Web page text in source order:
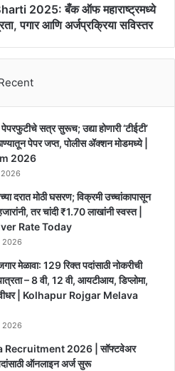
2025: बँक ऑफ महाराष्ट्रमध्ये
पगार आणि अर्जप्रक्रिया सविस्तर
पेपरफुटीचे सत्र सुरूच; उद्या होणारी ‘टीईटी’
ठाण्यातून पेपर जप्त, पोलीस ॲक्शन मोडमध्ये |
2026
2026
दरात मोठी घसरण; विक्रमी उच्चांकापासून
तर चांदी ₹1.70 लाखांनी स्वस्त |
Rate Today
2026
मेळावा: 129 रिक्त पदांसाठी नोकरीची
– 8 वी, 12 वी, आयटीआय, डिप्लोमा,
| Kolhapur Rojgar Melava
2026
Recruitment 2026 | सॉफ्टवेअर
ऑनलाइन अर्ज सुरू